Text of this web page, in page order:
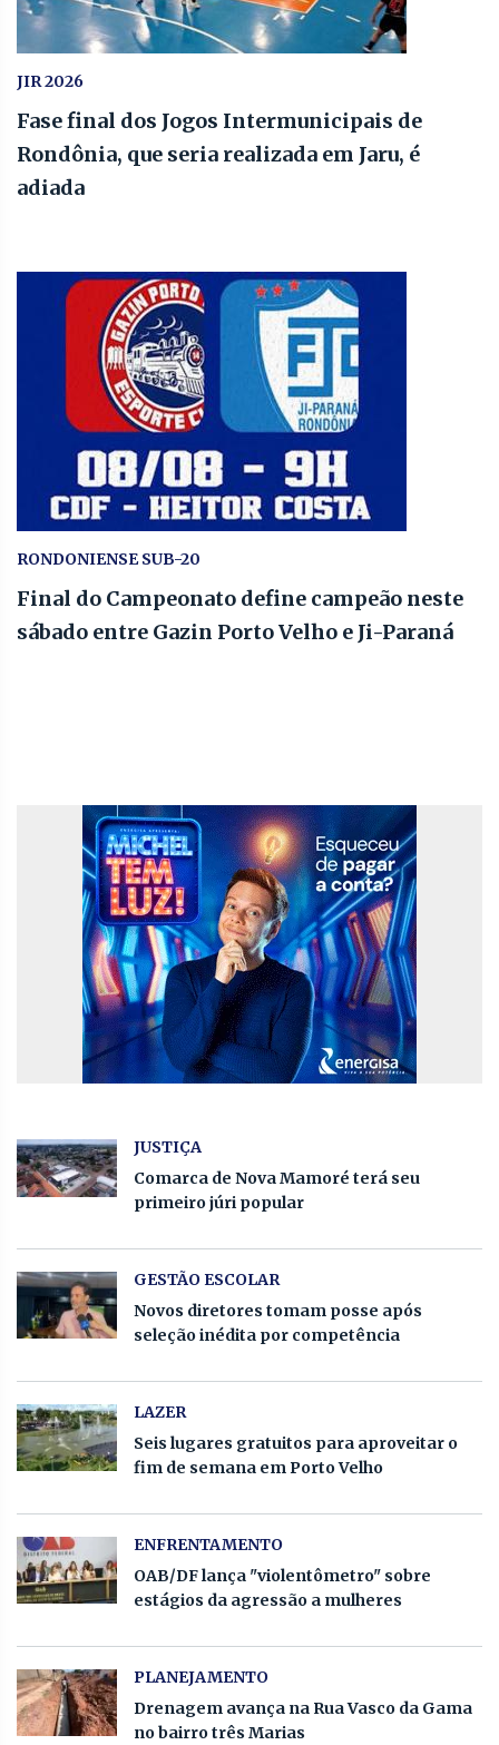
JIR 2026
Fase final dos Jogos Intermunicipais de
Rondônia, que seria realizada em Jaru, é
adiada
RONDONIENSE SUB-20
Final do Campeonato define campeão neste
sábado entre Gazin Porto Velho e Ji-Paraná
JUSTIÇA
Comarca de Nova Mamoré terá seu
primeiro júri popular
GESTÃO ESCOLAR
Novos diretores tomam posse após
seleção inédita por competência
LAZER
Seis lugares gratuitos para aproveitar o
fim de semana em Porto Velho
ENFRENTAMENTO
OAB/DF lança "violentômetro" sobre
estágios da agressão a mulheres
PLANEJAMENTO
Drenagem avança na Rua Vasco da Gama
no bairro três Marias